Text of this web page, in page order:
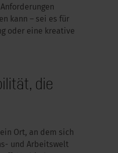
kann – sei es für
oder eine kreative
die
Ort, an dem sich
und Arbeitswelt